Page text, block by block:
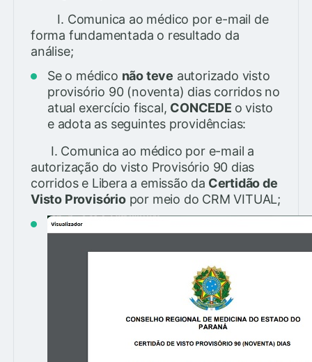
I. Comunica ao médico por e-mail de
forma fundamentada o resultado da
análise;
Se o médico não teve autorizado visto
provisório 90 (noventa) dias corridos no
atual exercício fiscal, CONCEDE o visto
e adota as seguintes providências:
I. Comunica ao médico por e-mail a
autorização do visto Provisório 90 dias
corridos e Libera a emissão da Certidão de
Visto Provisóriopor meio do CRM VITUAL;